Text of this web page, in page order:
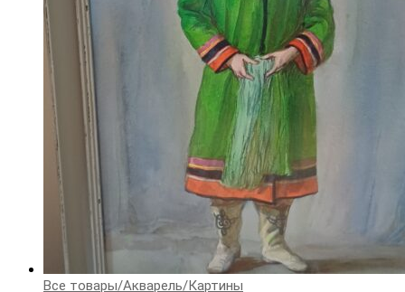
Все товары/Акварель/Картины